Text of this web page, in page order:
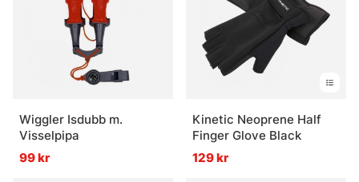
Vad är ett isolerat pop-up-tält?
Wiggler Isdubb m.
Visselpipa
99 kr
Kinetic Neoprene Half
Finger Glove Black
129 kr